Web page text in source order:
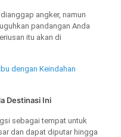
angker, namun
pandangan Anda
itu akan di
dengan Keindahan
Destinasi Ini
sebagai tempat untuk
dan dapat diputar hingga